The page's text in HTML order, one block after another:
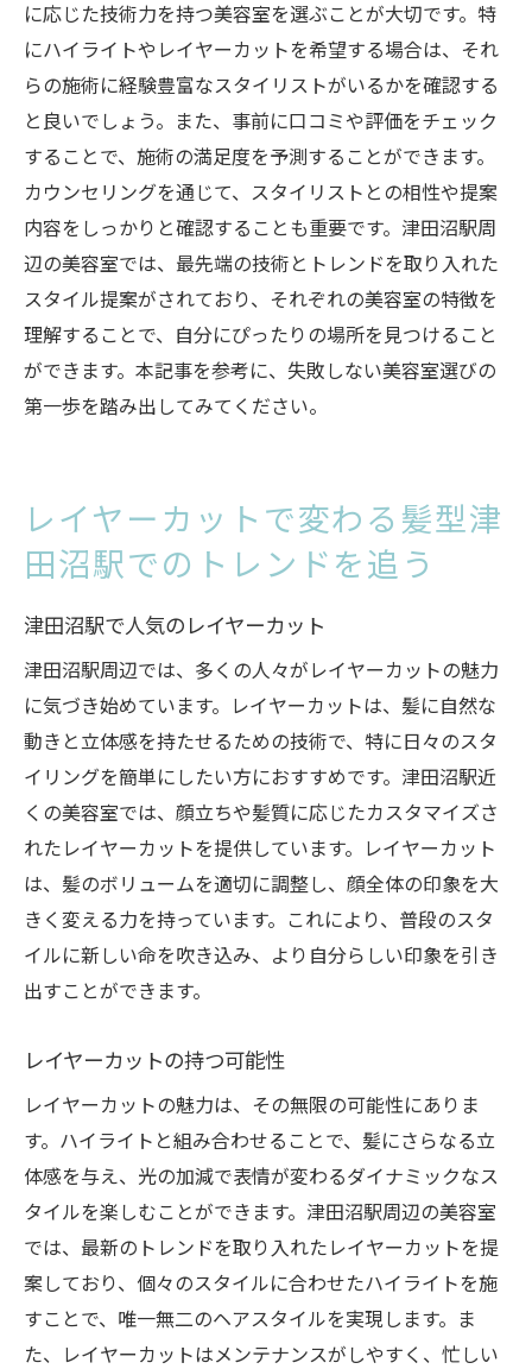
に応じた技術力を持つ美容室を選ぶことが大切です。特
にハイライトやレイヤーカットを希望する場合は、それ
らの施術に経験豊富なスタイリストがいるかを確認する
と良いでしょう。また、事前に口コミや評価をチェック
することで、施術の満足度を予測することができます。
カウンセリングを通じて、スタイリストとの相性や提案
内容をしっかりと確認することも重要です。津田沼駅周
辺の美容室では、最先端の技術とトレンドを取り入れた
スタイル提案がされており、それぞれの美容室の特徴を
理解することで、自分にぴったりの場所を見つけること
ができます。本記事を参考に、失敗しない美容室選びの
第一歩を踏み出してみてください。
レイヤーカットで変わる髪型津
田沼駅でのトレンドを追う
津田沼駅で人気のレイヤーカット
津田沼駅周辺では、多くの人々がレイヤーカットの魅力
に気づき始めています。レイヤーカットは、髪に自然な
動きと立体感を持たせるための技術で、特に日々のスタ
イリングを簡単にしたい方におすすめです。津田沼駅近
くの美容室では、顔立ちや髪質に応じたカスタマイズさ
れたレイヤーカットを提供しています。レイヤーカット
は、髪のボリュームを適切に調整し、顔全体の印象を大
きく変える力を持っています。これにより、普段のスタ
イルに新しい命を吹き込み、より自分らしい印象を引き
出すことができます。
レイヤーカットの持つ可能性
レイヤーカットの魅力は、その無限の可能性にありま
す。ハイライトと組み合わせることで、髪にさらなる立
体感を与え、光の加減で表情が変わるダイナミックなス
タイルを楽しむことができます。津田沼駅周辺の美容室
では、最新のトレンドを取り入れたレイヤーカットを提
案しており、個々のスタイルに合わせたハイライトを施
すことで、唯一無二のヘアスタイルを実現します。ま
た、レイヤーカットはメンテナンスがしやすく、忙しい